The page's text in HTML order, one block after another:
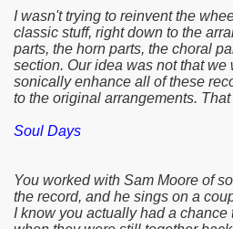
I wasn't trying to reinvent the
classic stuff, right down to the
parts, the horn parts, the choral
section. Our idea was not that we
sonically enhance all of these
to the original arrangements.
Soul Days
You worked with Sam Moore of
the record, and he sings on a
I know you actually had a chance